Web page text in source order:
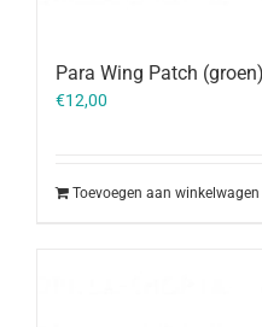
Para Wing Patch (groen)
€12,00
Toevoegen aan winkelwagen